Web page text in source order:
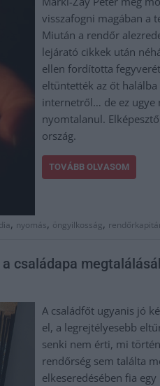
visszafogni magában a
Miután a rendőr
lejárató cikkek után
ellen fordította
eltüntették az őt
internetről… de ez ugye
nyomtalanul.
ország.
TOVÁBB OLVASOM
, nyomás, öngyilkosság,
családapa
A családfőt ugyanis jó
el, a legrejtélyesebb
senki nem érti, mi
rendőrség sem találta
elkeseredésében fia